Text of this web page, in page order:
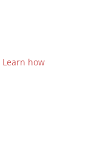
Learn how